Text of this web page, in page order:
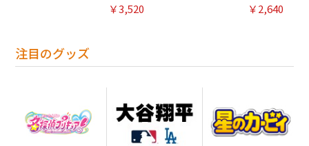
￥3,520 ￥2,640
注目のグッズ